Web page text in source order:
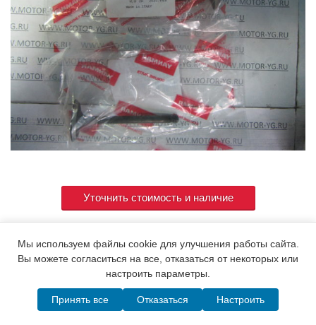
Уточнить стоимость и наличие
Артикул 114210-11100
© 2015. Все права защищены.Мотор-Юг
Написать в MAX
Telegram WhatsApp Позвонить
Мы используем файлы cookie для улучшения работы сайта.
Вы можете согласиться на все, отказаться от некоторых или
настроить параметры.
Принять все Отказаться Настроить